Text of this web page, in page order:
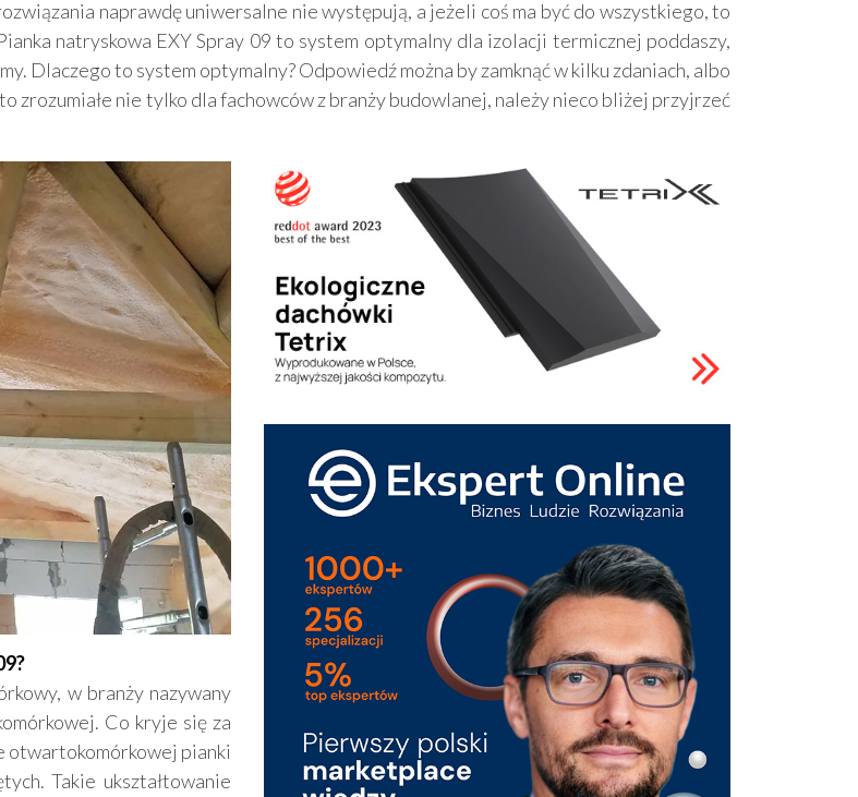
naprawdę uniwersalne nie występują, a jeżeli coś ma być do wszystkiego, to
natryskowa EXY Spray 09 to system optymalny dla izolacji termicznej poddaszy,
Dlaczego to system optymalny? Odpowiedź można by zamknąć w kilku zdaniach, albo
zrozumiałe nie tylko dla fachowców z branży budowlanej, należy nieco bliżej przyjrzeć
w branży nazywany
Co kryje się za
otwartokomórkowej pianki
Takie ukształtowanie